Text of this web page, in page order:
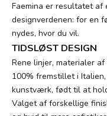
Faemina er resultatet af
designverdenen: for en
nydes, hvor du vil.
TIDSLØST DESIGN
Rene linjer, materialer
100% fremstillet i
kunstværk, født til at
Valget af forskellige